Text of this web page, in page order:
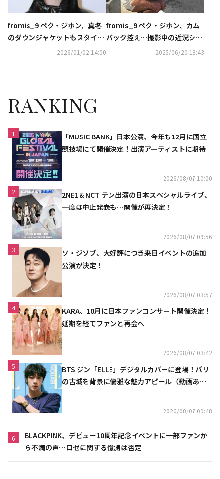
fromis_9 ペク・ジホン、真冬
のダウンジャケットもスタイリ
2026/01/02 14:00
fromis_9 ペク・ジホン、カム
バック控え…撮影中の近況ショ
2025/06/20 18:43
RANKING
1
「MUSIC BANK」日本公演、今年も12月に国立
競技場にて開催決定！出演アーティストに期待
2026/08/07 10:00
2
2NE1＆NCT テン出演の日本スペシャルライブ、
一度は中止発表も…開催が再決定！
2026/08/07 09:56
3
ソ・ジソブ、大好評につき来日イベントの追加
公演が決定！
2026/08/07 03:57
4
KARA、10月に日本ファンコンサート開催決定！
延期を経てファンと再会へ
2026/08/07 03:42
5
BTS ジン「ELLE」デジタルカバーに登場！パリ
の古城を背景に優雅な魅力アピール（動画あ
2026/08/07 09:48
6
BLACKPINK、デビュー10周年記念イベントに一部ファンか
ら不満の声…ロゼに関する憶測は否定